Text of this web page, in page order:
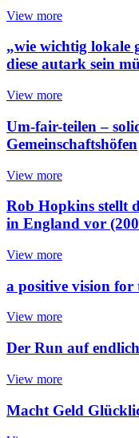
View more
„wie wichtig lokale
diese autark sein
View more
Um-fair-teilen –
Gemeinschaftshöfen
View more
Rob Hopkins stellt
in England vor
View more
a positive vision for
View more
Der Run auf
View more
Macht Geld